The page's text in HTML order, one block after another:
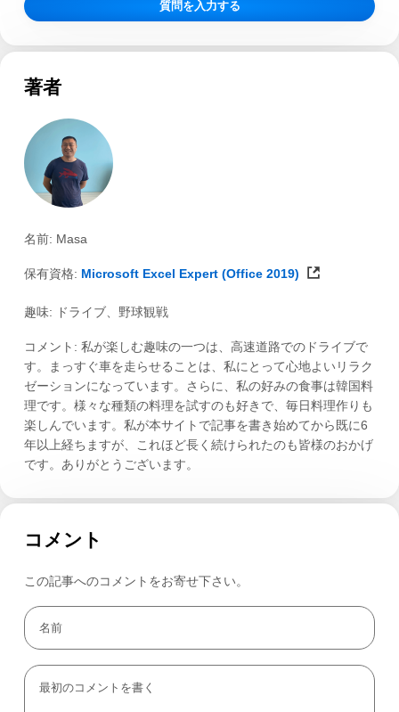
質問を入力する
著者
名前: Masa
保有資格: Microsoft Excel Expert (Office 2019)
趣味: ドライブ、野球観戦
コメント: 私が楽しむ趣味の一つは、高速道路でのドライブで
す。まっすぐ車を走らせることは、私にとって心地よいリラク
ゼーションになっています。さらに、私の好みの食事は韓国料
理です。様々な種類の料理を試すのも好きで、毎日料理作りも
楽しんでいます。私が本サイトで記事を書き始めてから既に6
年以上経ちますが、これほど長く続けられたのも皆様のおかげ
です。ありがとうございます。
コメント
この記事へのコメントをお寄せ下さい。